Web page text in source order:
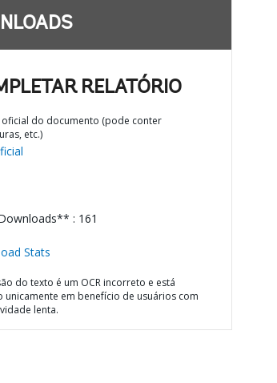
RELATÓRIO
oficial do documento (pode conter
etc.)
: 161
Stats
do texto é um OCR incorreto e está
unicamente em benefício de usuários com
lenta.